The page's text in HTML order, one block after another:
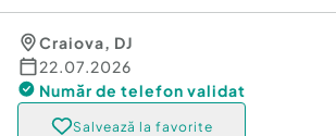
Craiova, DJ
22.07.2026
Număr de telefon validat
Salvează la favorite